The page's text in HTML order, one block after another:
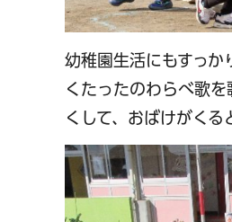
幼稚園生活にもすっ
くたったのわらべ歌
くして、おばけがくる